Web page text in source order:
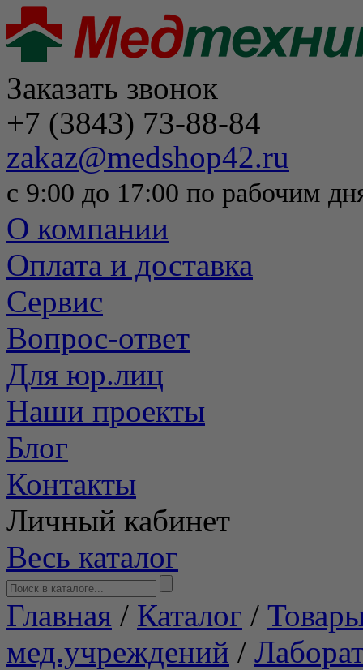
Заказать звонок
+7 (3843) 73-88-84
zakaz@medshop42.ru
с 9:00 до 17:00 по рабочим
О компании
Оплата и доставка
Сервис
Вопрос-ответ
Для юр.лиц
Наши проекты
Блог
Контакты
Личный кабинет
Весь каталог
Главная / Каталог /
мед.учреждений /